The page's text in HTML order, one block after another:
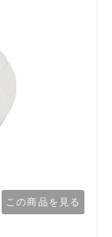
この商品を見る